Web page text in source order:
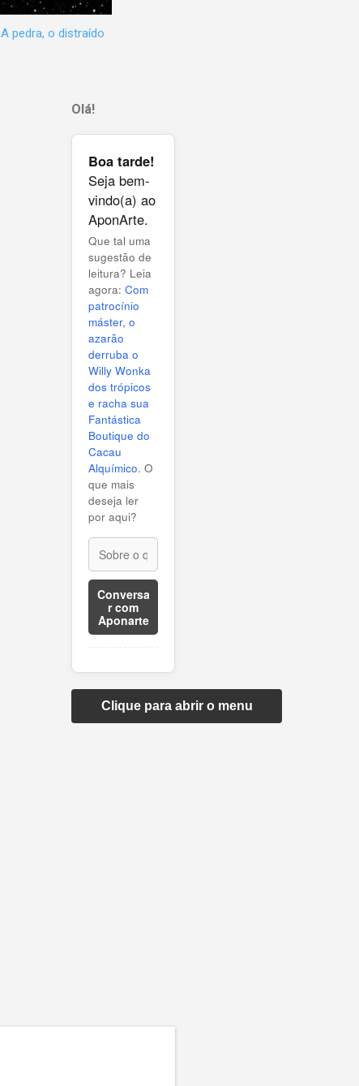
A pedra, o distraído
Olá!
Boa tarde!
Seja bem-
vindo(a) ao
AponArte.
Que tal uma
sugestão de
leitura? Leia
agora: Com
patrocínio
máster, o
azarão
derruba o
Willy Wonka
dos trópicos
e racha sua
Fantástica
Boutique do
Cacau
Alquímico. O
que mais
deseja ler
por aqui?
Conversa
r com
Aponarte
Clique para abrir o menu